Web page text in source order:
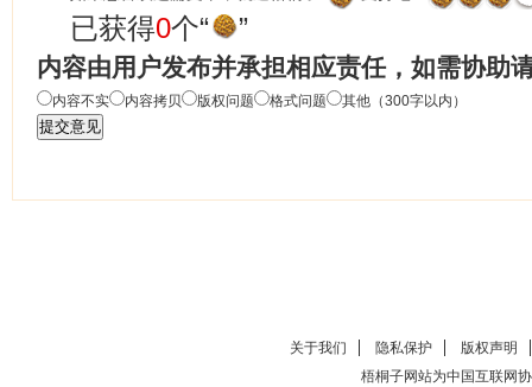
已获得0个“ ”
内容由用户发布并承担相应责任，如需协助
内容不实 内容拷贝 版权问题 格式问题 其他（300字以内）
关于我们 隐私保护
版权声明
梧桐子网站为中国互联网